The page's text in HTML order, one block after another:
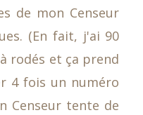
de mon Censeur
(En fait, j'ai 90
rodés et ça prend
4 fois un numéro
Censeur tente de